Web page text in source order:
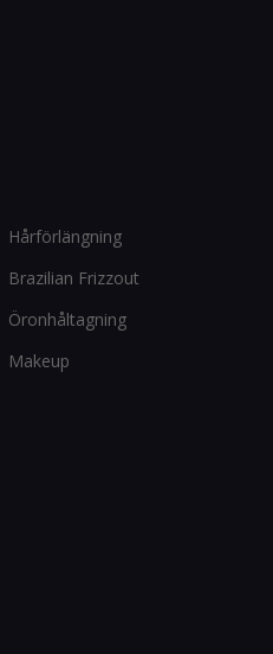
Hårförlängning
Brazilian Frizzout
Öronhåltagning
Makeup